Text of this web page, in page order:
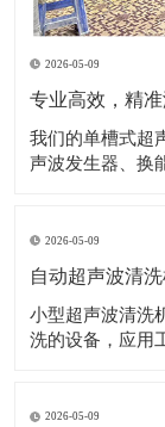
2026-05-09
我们的单槽式超
声波发生器、换
件表面的油污、
便，用户只需加
2026-05-09
自动超声波清
小型超声波清洗机注意事项 小型超
洗的设备，应用
除。 使用超声波清洗机
2026-05-09